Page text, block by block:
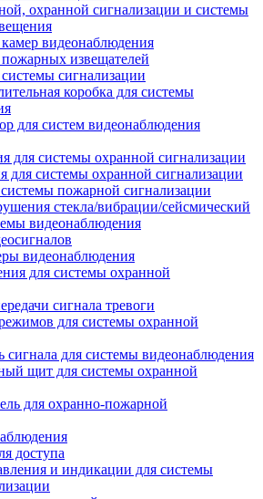
охранной сигнализации и системы
видеонаблюдения
извещателей
сигнализации
коробка для системы
для систем видеонаблюдения
для системы охранной сигнализации
для системы охранной сигнализации
пожарной сигнализации
стекла/вибрации/сейсмический
видеонаблюдения
видеонаблюдения
для системы охранной
сигнала тревоги
для системы охранной
сигнала для системы видеонаблюдения
щит для системы охранной
для охранно-пожарной
доступа
и индикации для системы